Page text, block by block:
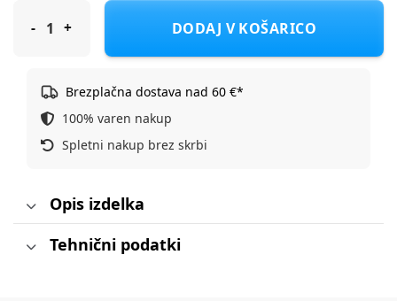
Original Marines jakna DR DFA0611NM F Modra 80
DODAJ V KOŠARICO
Brezplačna dostava nad 60 €*
100% varen nakup
Spletni nakup brez skrbi
Opis izdelka
Tehnični podatki